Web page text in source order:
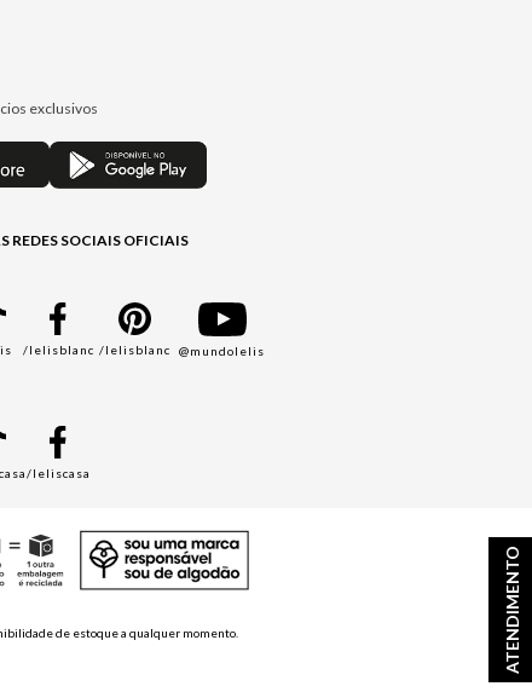
ATENDIMENTO
exclusivos
REDES SOCIAIS OFICIAIS
/lelisblanc /lelisblanc @mundolelis
/leliscasa
de estoque a qualquer momento.